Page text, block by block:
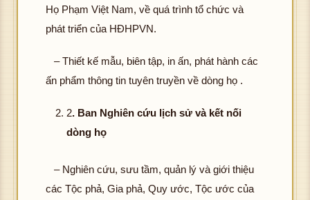
Họ Phạm Việt Nam, về quá trình tổ chức và
phát triển của HĐHPVN.
– Thiết kế mẫu, biên tập, in ấn, phát hành các
ấn phẩm thông tin tuyên truyền về dòng họ .
2. Ban Nghiên cứu lịch sử và kết nối
dòng họ
– Nghiên cứu, sưu tầm, quản lý và giới thiệu
các Tộc phả, Gia phả, Quy ước, Tộc ước của